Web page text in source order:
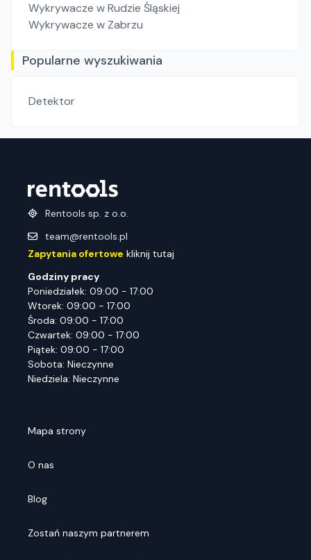
Wykrywacze w Rudzie Śląskiej
Wykrywacze w Zabrzu
Popularne wyszukiwania
Detektor
Rentools sp. z o.o.
team@rentools.pl
Zapytania ofertowe kliknij tutaj
Godziny pracy
Poniedziałek: 09:00 - 17:00
Wtorek: 09:00 - 17:00
Środa: 09:00 - 17:00
Czwartek: 09:00 - 17:00
Piątek: 09:00 - 17:00
Sobota: Nieczynne
Niedziela: Nieczynne
Mapa strony
O nas
Blog
Zostań naszym partnerem